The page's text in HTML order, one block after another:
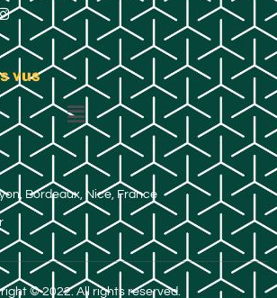
vus
Bordeaux, Nice, France
© 2022. All rights reserved.